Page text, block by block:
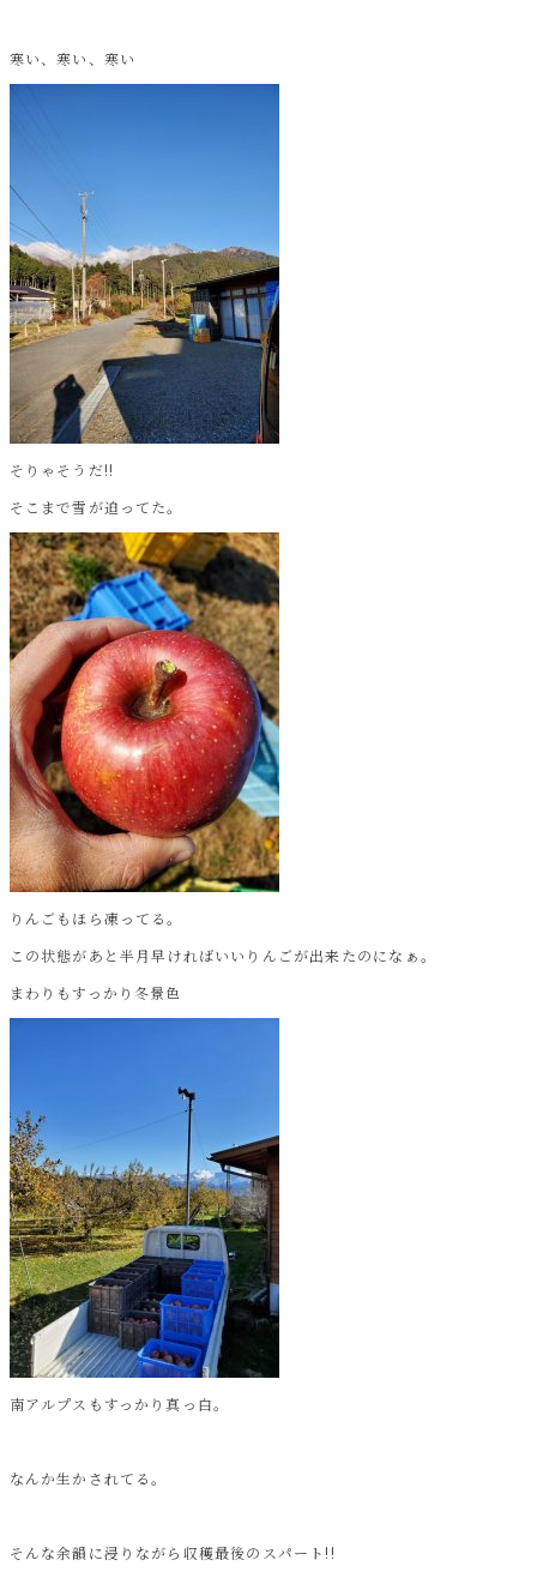
寒い、寒い、寒い
そりゃそうだ!!
そこまで雪が迫ってた。
りんごもほら凍ってる。
この状態があと半月早ければいいりんごが出来たのになぁ。
まわりもすっかり冬景色
南アルプスもすっかり真っ白。
なんか生かされてる。
そんな余韻に浸りながら収穫最後のスパート!!